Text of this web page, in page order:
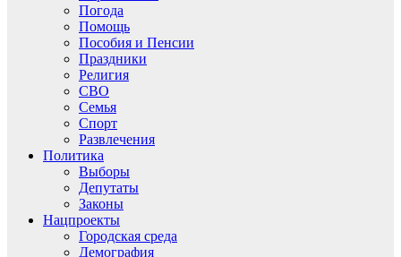
Погода
Помощь
Пособия и Пенсии
Праздники
Религия
СВО
Семья
Спорт
Развлечения
Политика
Выборы
Депутаты
Законы
Нацпроекты
Городская среда
Демография